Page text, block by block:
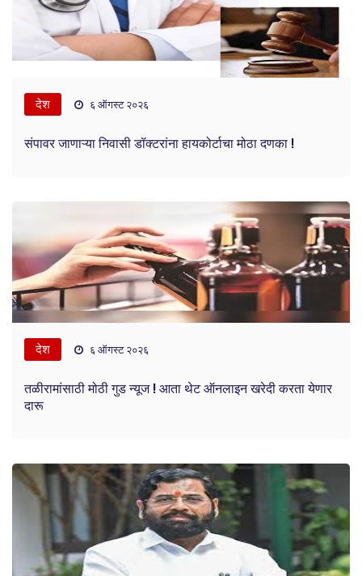
देश ६ ऑगस्ट २०२६
संपावर जाणाऱ्या निवासी डॉक्टरांना हायकोर्टाचा मोठा दणका !
देश ६ ऑगस्ट २०२६
तळीरामांसाठी मोठी गुड न्यूज ! आता थेट ऑनलाइन खरेदी करता येणार
दारू